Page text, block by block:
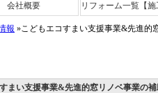
会社概要 リフォーム一覧【施
報 »こどもエコすまい支援事業&先進的
まい支援事業&先進的窓リノベ事業の